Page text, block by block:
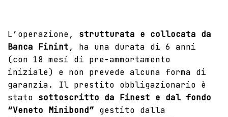
L’operazione, strutturata e collocata da
Banca Finint, ha una durata di 6 anni
(con 18 mesi di pre-ammortamento
iniziale) e non prevede alcuna forma di
garanzia. Il prestito obbligazionario è
stato sottoscritto da Finest e dal fondo
“Veneto Minibond” gestito dalla